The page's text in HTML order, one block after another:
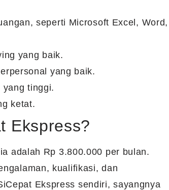
seperti Microsoft Excel, Word,
yang baik.
yang baik.
tinggi.
ketat.
Ekspress?
adalah Rp 3.800.000 per bulan.
kualifikasi, dan
Ekspress sendiri, sayangnya